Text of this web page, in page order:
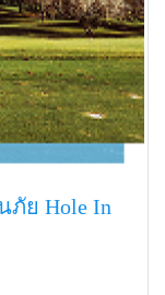
ย Hole In